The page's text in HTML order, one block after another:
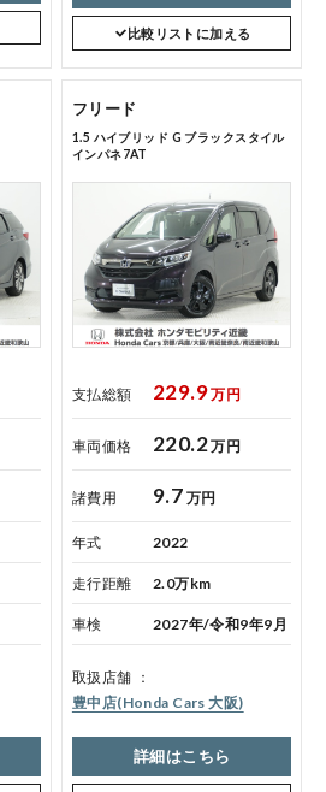
会社情報
比較リストに加える
フリード
1.5 ハイブリッド G ブラックスタイル
インパネ7AT
支払総額 229.9万円
車両価格 220.2万円
諸費用 9.7 万円
年式 2022
走行距離 2.0万km
車検 2027年/令和9年9月
取扱店舗
豊中店(Honda Cars 大阪)
詳細はこちら